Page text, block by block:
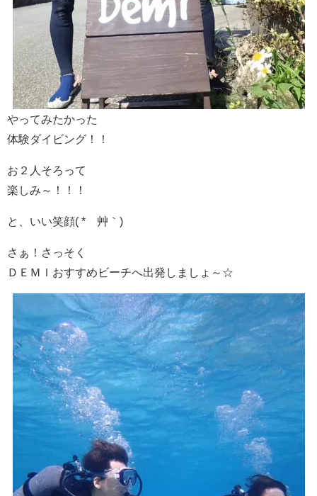
やってみたかった
体験ダイビング！！
お２人そろって
楽しみ～！！！
と、いい笑顔( *´艸｀)
さぁ！さっそく
ＤＥＭＩおすすめビーチへ出発しましょ～☆